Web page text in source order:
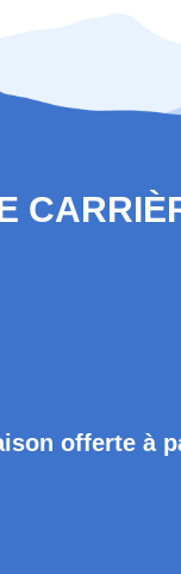
offerte à